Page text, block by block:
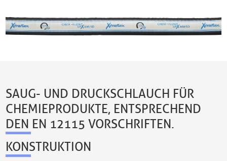
SAUG- UND DRUCKSCHLAUCH FÜR
CHEMIEPRODUKTE, ENTSPRECHEND
DEN EN 12115 VORSCHRIFTEN.
KONSTRUKTION